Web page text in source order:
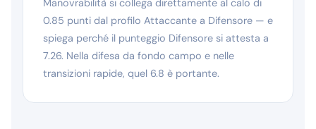
0.85 punti dal profilo Attaccante a Difensore — e
spiega perché il punteggio Difensore si attesta a
7.26. Nella difesa da fondo campo e nelle
transizioni rapide, quel 6.8 è portante.